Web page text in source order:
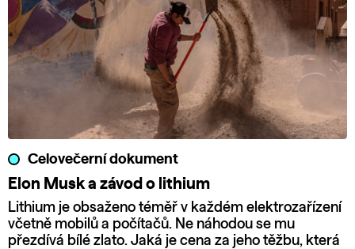
Celovečerní dokument
Elon Musk a závod o lithium
Lithium je obsaženo téměř v každém elektrozařízení
včetně mobilů a počítačů. Ne náhodou se mu
přezdívá bílé zlato. Jaká je cena za jeho těžbu, která